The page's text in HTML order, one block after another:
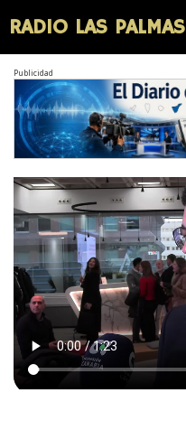
RADIO LAS PALMAS
Publicidad